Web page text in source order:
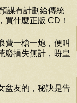
謀有計劃給傳統
買什麼正版 CD！
費一槍一炮，便叫
廢損失無計，盼皇
盆友的，秘訣是告